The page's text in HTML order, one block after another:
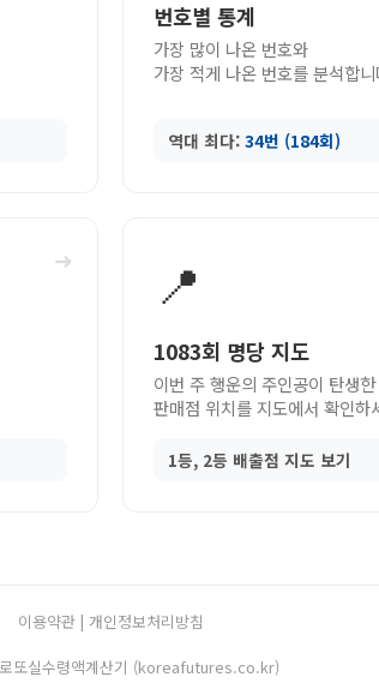
번호별 통계
가장 많이 나온 번호와
가장 적게 나온 번호를 분석합
역대 최다: 34번 (184회)
➜ 📍
1083회 명당 지도
이번 주 행운의 주인공이 탄생한
판매점 위치를 지도에서 확인하
1등, 2등 배출점 지도 보기
이용약관| 개인정보처리방침
또실수령액계산기 (koreafutures.co.kr)